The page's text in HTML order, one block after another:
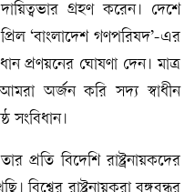
গ্রহণ করেন। দেশে
‘বাংলাদেশ গণপরিষদ’-এর
প্রণয়নের ঘোষণা দেন। মাত্র
অর্জন করি সদ্য স্বাধীন
সংবিধান।
প্রতি বিদেশি রাষ্ট্রনায়কদের
বিশ্বের রাষ্ট্রনায়করা বঙ্গবন্ধুর